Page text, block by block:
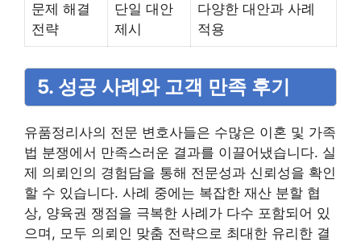
문제 해결
전략
단일 대안
제시
다양한 대안과 사례
적용
5. 성공 사례와 고객 만족 후기
유품정리사의 전문 변호사들은 수많은 이혼 및 가족
법 분쟁에서 만족스러운 결과를 이끌어냈습니다. 실
제 의뢰인의 경험담을 통해 전문성과 신뢰성을 확인
할 수 있습니다. 사례 중에는 복잡한 재산 분할 협
상, 양육권 쟁점을 극복한 사례가 다수 포함되어 있
으며, 모두 의뢰인 맞춤 전략으로 최대한 유리한 결